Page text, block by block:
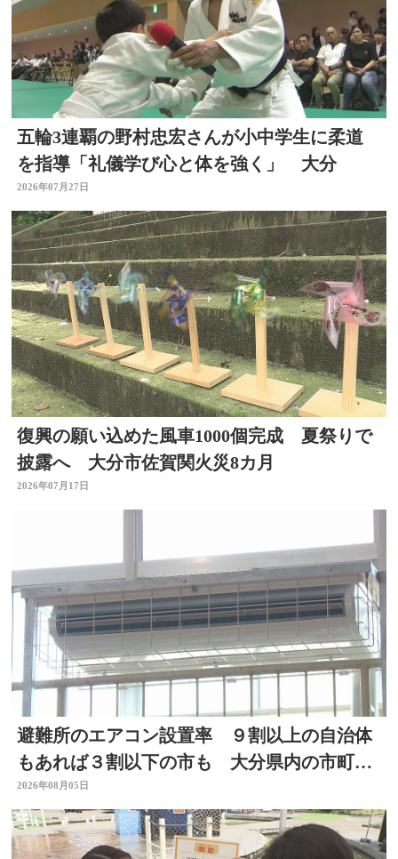
五輪3連覇の野村忠宏さんが小中学生に柔道
を指導「礼儀学び心と体を強く」 大分
2026年07月27日
復興の願い込めた風車1000個完成 夏祭りで
披露へ 大分市佐賀関火災8カ月
2026年07月17日
避難所のエアコン設置率 ９割以上の自治体
もあれば３割以下の市も 大分県内の市町村
を調査
2026年08月05日